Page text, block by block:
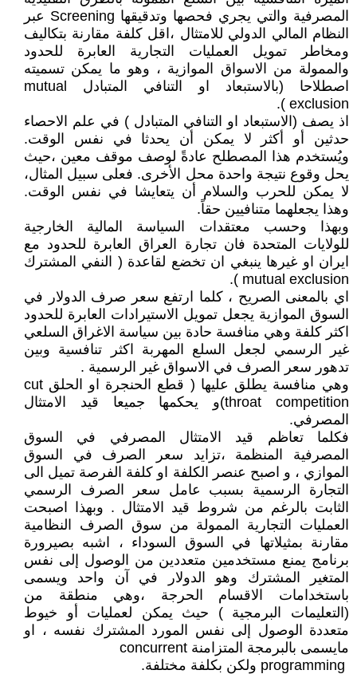
المصرفية والتي يجري فحصها وتدقيقها Screening عبر
النظام المالي الدولي للامتثال ،اقل كلفة مقارنة بتكاليف
ومخاطر تمويل العمليات التجارية العابرة للحدود
والممولة من الاسواق الموازية ، وهو ما يمكن تسميته
اصطلاحا (بالاستبعاد او التنافي المتبادل mutual
exclusion ).
اذ يصف (الاستبعاد او التنافي المتبادل ) في علم الاحصاء
حدثين أو أكثر لا يمكن أن يحدثا في نفس الوقت.
ويُستخدم هذا المصطلح عادةً لوصف موقف معين ،حيث
يحل وقوع نتيجة واحدة محل الأخرى. فعلى سبيل المثال،
لا يمكن للحرب والسلام أن يتعايشا في نفس الوقت.
وهذا يجعلهما متنافيين حقاً.
وبهذا وحسب معتقدات السياسة المالية الخارجية
للولايات المتحدة فان تجارة العراق العابرة للحدود مع
ايران او غيرها ينبغي ان تخضع لقاعدة ( النفي المشترك
mutual exclusion ).
اي بالمعنى الصريح ، كلما ارتفع سعر صرف الدولار في
السوق الموازية يجعل تمويل الاستيرادات العابرة للحدود
اكثر كلفة وهي منافسة حادة بين سياسة الاغراق السلعي
غير الرسمي لجعل السلع المهربة اكثر تنافسية وبين
تدهور سعر الصرف في الاسواق غير الرسمية .
وهي منافسة يطلق عليها ( قطع الحنجرة او الحلق cut
throat competition)و يحكمها جميعا قيد الامتثال
المصرفي.
فكلما تعاظم قيد الامتثال المصرفي في السوق
المصرفية المنظمة ،تزايد سعر الصرف في السوق
الموازي ، و اصبح عنصر الكلفة او كلفة الفرصة تميل الى
التجارة الرسمية بسبب عامل سعر الصرف الرسمي
الثابت بالرغم من شروط قيد الامتثال . وبهذا اصبحت
العمليات التجارية الممولة من سوق الصرف النظامية
مقارنة بمثيلاتها في السوق السوداء ، اشبه بصيرورة
برنامج يمنع مستخدمين متعددين من الوصول إلى نفس
المتغير المشترك وهو الدولار في آن واحد ويسمى
باستخدامات الاقسام الحرجة ،وهي منطقة من
(التعليمات البرمجية ) حيث يمكن لعمليات أو خيوط
متعددة الوصول إلى نفس المورد المشترك نفسه ، او
مايسمى بالبرمجة المتزامنة concurrent